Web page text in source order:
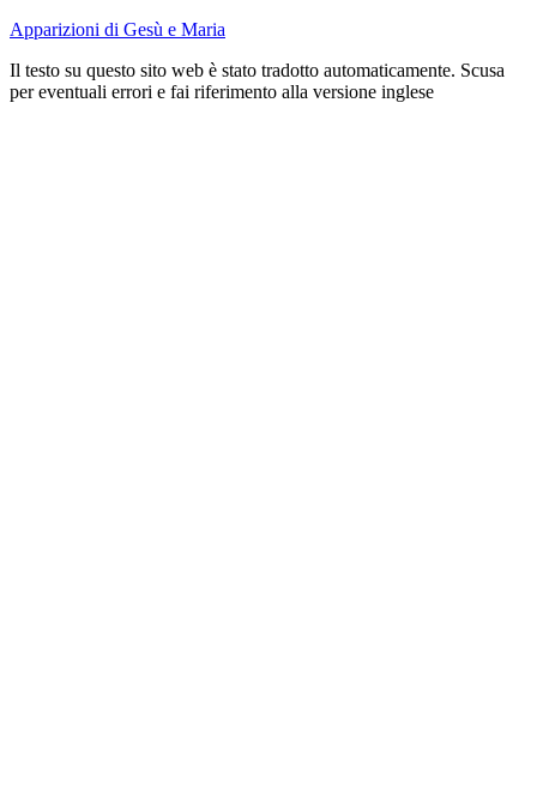
Apparizioni di Gesù e Maria
Il testo su questo sito web è stato tradotto automaticamente. Scusa
per eventuali errori e fai riferimento alla versione inglese